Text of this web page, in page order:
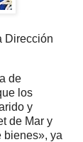
Dirección
de
los
y
de Mar y
bienes», ya